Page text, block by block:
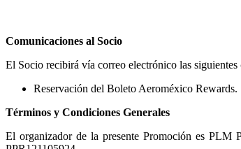
Comunicaciones al Socio
El Socio recibirá vía correo electrónico las siguientes
Reservación del Boleto Aeroméxico Rewards.
Términos y Condiciones Generales
El organizador de la presente Promoción es PLM